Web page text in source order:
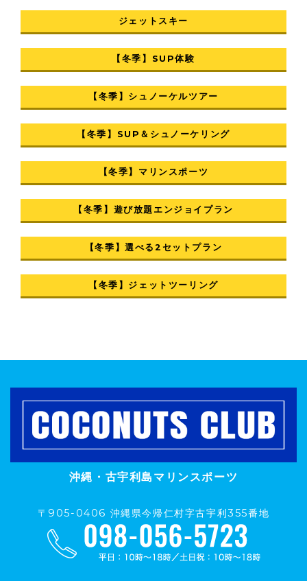
ジェットスキー
【冬季】SUP体験
【冬季】シュノーケルツアー
【冬季】SUP＆シュノーケリング
【冬季】マリンスポーツ
【冬季】遊び放題エンジョイプラン
【冬季】選べる2セットプラン
【冬季】ジェットツーリング
沖縄・古宇利島マリンスポーツ
〒905-0406 沖縄県今帰仁村字古宇利355番地